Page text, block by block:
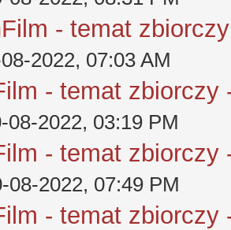
- temat
2022, 07:03 AM
- temat zbiorczy
08-2022, 03:19 PM
- temat zbiorczy
08-2022, 07:49 PM
- temat zbiorczy